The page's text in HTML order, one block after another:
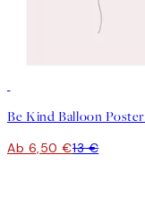
Be Kind Balloon Poster
Ab 6,50 €13 €